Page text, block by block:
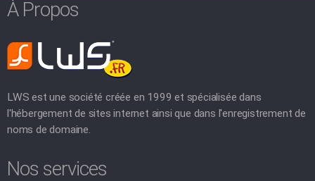
À Propos
LWS est une société créée en 1999 et spécialisée dans
l'hébergement de sites internet ainsi que dans l'enregistrement de
noms de domaine.
Nos services